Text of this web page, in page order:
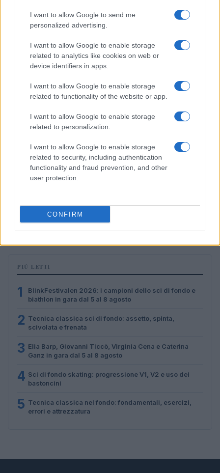
I want to allow Google to send me
personalized advertising.
I want to allow Google to enable storage
related to analytics like cookies on web or
device identifiers in apps.
I want to allow Google to enable storage
related to functionality of the website or app.
I want to allow Google to enable storage
related to personalization.
I want to allow Google to enable storage
related to security, including authentication
functionality and fraud prevention, and other
user protection.
CONFIRM
Tecnica classica sci di fondo: assetto, spinta,
Marco Tessari · 4 Ago 2026
SCI DI FONDO
Elia Barp, Giovanni Ticcò, Virginia Cena e Caterina
Ganz in gara dal 5 al 8 agosto
PIÙ LETTI
1
BlinkFestivalen 2026: i campioni dello sci di fondo e
biathlon in gara dal 5 al 8 agosto
2 Tecnica classica sci di fondo: assetto, spinta,
scivolata e frenata
3 Elia Barp, Giovanni Ticcò, Virginia Cena e Caterina
Ganz in gara dal 5 al 8 agosto
4 Sci di fondo skating: progressione V1, V2 e uso dei
bastoncini
5 Tecnica classica nel fondo: fondamentali, esercizi,
errori e attrezzatura